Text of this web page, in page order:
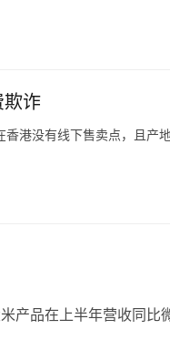
强”名单，九牧集团
年的销售额下降了近
欺诈
香港没有线下售卖点，且
这些影响力很大的主播根
产品在上半年营收同比